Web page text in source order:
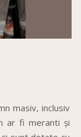
masiv, inclusiv
ar fi meranti și